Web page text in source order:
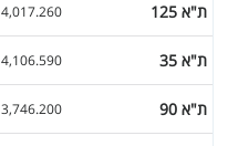
ת"א 125 4,017.260
ת"א 35 4,106.590
ת"א 90 3,746.200